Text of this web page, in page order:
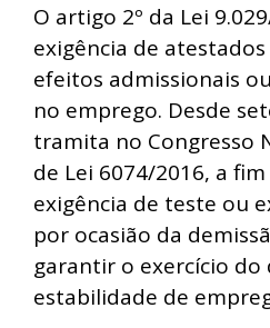
O artigo 2º da Lei
exigência de
efeitos admissionais
no emprego. Desde
tramita no Congresso
de Lei 6074/2016, a
exigência de teste ou
por ocasião da
garantir o exercício do
estabilidade de